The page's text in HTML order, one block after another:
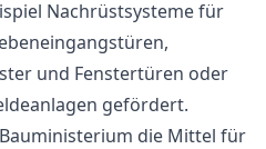
Nachrüstsysteme für
und Fenstertüren oder
gefördert.
die Mittel für